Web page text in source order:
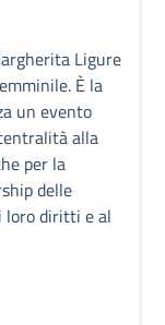
Ligure
È la
un evento
alla
per la
delle
loro diritti e al